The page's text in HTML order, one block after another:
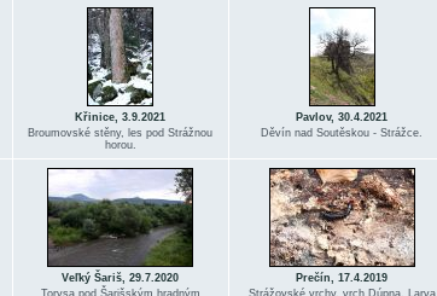
Křinice, 3.9.2021
Broumovské stěny, les pod Strážnou
horou.
Pavlov, 30.4.2021
Děvín nad Soutěskou - Strážce.
Veľký Šariš, 29.7.2020
Torysa pod Šarišským hradným
Prečín, 17.4.2019
Strážovské vrchy, vrch Dúpna. Larva